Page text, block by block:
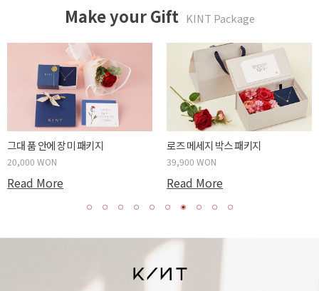
Make your Gift KINT Package
튤립같은 너에게 패키지
20,000 WON
Read More
카네이션 메세지 박스 패키지
39,900 WON
Read More